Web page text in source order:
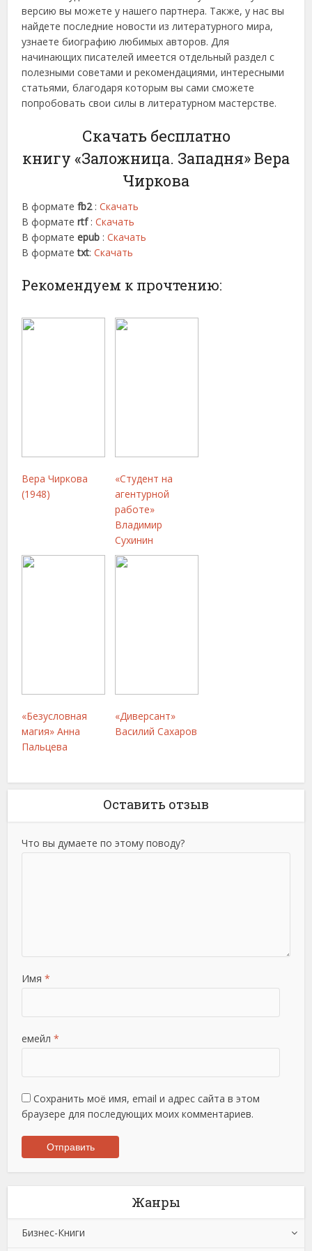
версию вы можете у нашего партнера. Также, у нас вы
найдете последние новости из литературного мира,
узнаете биографию любимых авторов. Для
начинающих писателей имеется отдельный раздел с
полезными советами и рекомендациями, интересными
статьями, благодаря которым вы сами сможете
попробовать свои силы в литературном мастерстве.
Скачать бесплатно
книгу «Заложница. Западня» Вера
Чиркова
В форматеfb2:Скачать
В форматеrtf :Скачать
В форматеepub :Скачать
В форматеtxt:Скачать
Рекомендуем к прочтению:
Вера Чиркова
(1948)
«Студент на
агентурной
работе»
Владимир
Сухинин
«Безусловная
магия» Анна
Пальцева
«Диверсант»
Василий Сахаров
Оставить отзыв
Что вы думаете по этому поводу?
Имя *
емейл *
Сохранить моё имя, email и адрес сайта в этом
браузере для последующих моих комментариев.
Жанры
Бизнес-Книги